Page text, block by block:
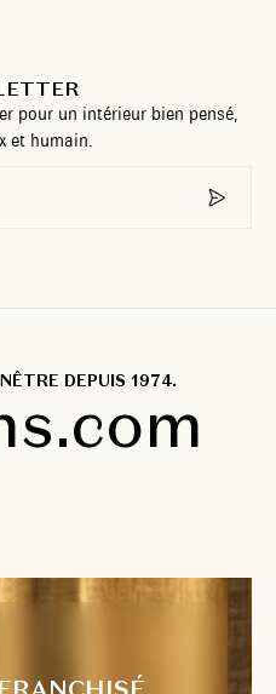
pour un intérieur bien pensé,
et humain.
DEPUIS 1974.